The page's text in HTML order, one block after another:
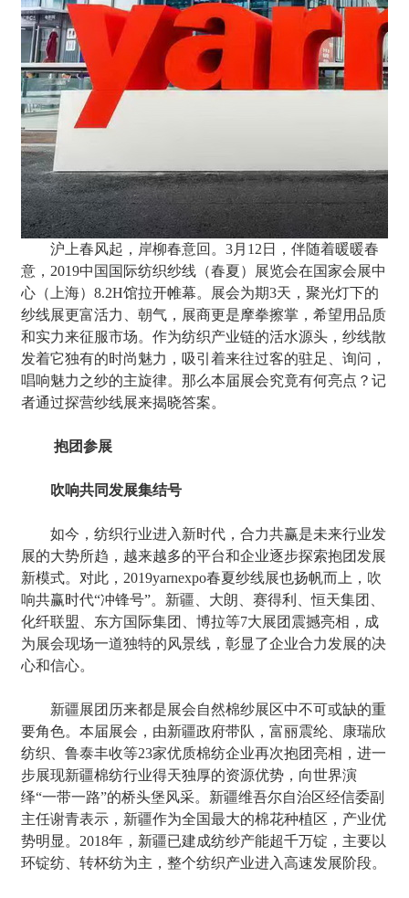
沪上春风起，岸柳春意回。3月12日，伴随着暖暖春
意，2019中国国际纺织纱线（春夏）展览会在国家会展中
心（上海）8.2H馆拉开帷幕。展会为期3天，聚光灯下的
纱线展更富活力、朝气，展商更是摩拳擦掌，希望用品质
和实力来征服市场。作为纺织产业链的活水源头，纱线散
发着它独有的时尚魅力，吸引着来往过客的驻足、询问，
唱响魅力之纱的主旋律。那么本届展会究竟有何亮点？记
者通过探营纱线展来揭晓答案。
抱团参展
吹响共同发展集结号
如今，纺织行业进入新时代，合力共赢是未来行业发
展的大势所趋，越来越多的平台和企业逐步探索抱团发展
新模式。对此，2019yarnexpo春夏纱线展也扬帆而上，吹
响共赢时代“冲锋号”。新疆、大朗、赛得利、恒天集团、
化纤联盟、东方国际集团、博拉等7大展团震撼亮相，成
为展会现场一道独特的风景线，彰显了企业合力发展的决
心和信心。
新疆展团历来都是展会自然棉纱展区中不可或缺的重
要角色。本届展会，由新疆政府带队，富丽震纶、康瑞欣
纺织、鲁泰丰收等23家优质棉纺企业再次抱团亮相，进一
步展现新疆棉纺行业得天独厚的资源优势，向世界演
绎“一带一路”的桥头堡风采。新疆维吾尔自治区经信委副
主任谢青表示，新疆作为全国最大的棉花种植区，产业优
势明显。2018年，新疆已建成纺纱产能超千万锭，主要以
环锭纺、转杯纺为主，整个纺织产业进入高速发展阶段。